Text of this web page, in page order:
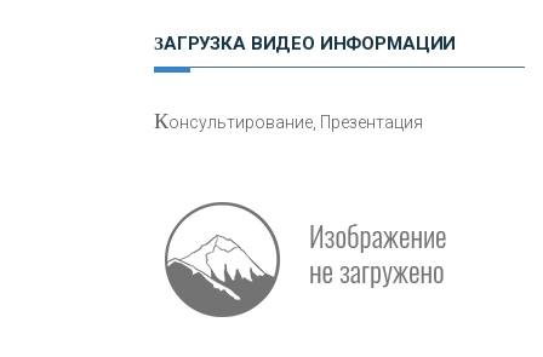
авто
ЗАГРУЗКА ВИДЕО ИНФОРМАЦИИ
Консультирование, Презентация